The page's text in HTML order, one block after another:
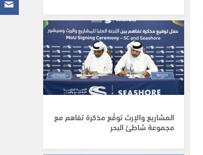
المشاريع والإرث توقّع مذكرة تفاهم مع
مجموعة شاطئ البحر